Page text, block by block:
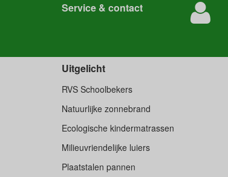
Service & contact
Uitgelicht
RVS Schoolbekers
Natuurlijke zonnebrand
Ecologische kindermatrassen
Milieuvriendelijke luiers
Plaatstalen pannen